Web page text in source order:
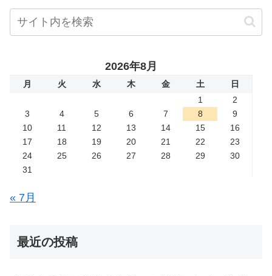
2026年8月
月 火 水 木 金 土
日
1
2
3
4 5 6 7 8
9
10
11 12 13 14 15
16
17
18 19 20 21 22
23
24
25 26 27 28 29
30
31
« 7月
最近の投稿